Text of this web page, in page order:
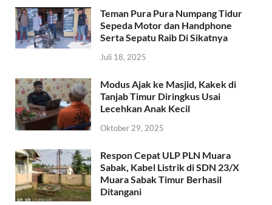
Teman Pura Pura Numpang Tidur
Sepeda Motor dan Handphone
Serta Sepatu Raib Di Sikatnya
Juli 18, 2025
Modus Ajak ke Masjid, Kakek di
Tanjab Timur Diringkus Usai
Lecehkan Anak Kecil
Oktober 29, 2025
Respon Cepat ULP PLN Muara
Sabak, Kabel Listrik di SDN 23/X
Muara Sabak Timur Berhasil
Ditangani